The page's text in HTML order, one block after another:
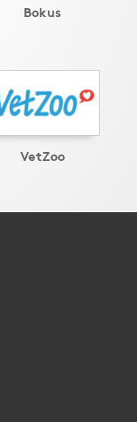
Bokus
VetZoo